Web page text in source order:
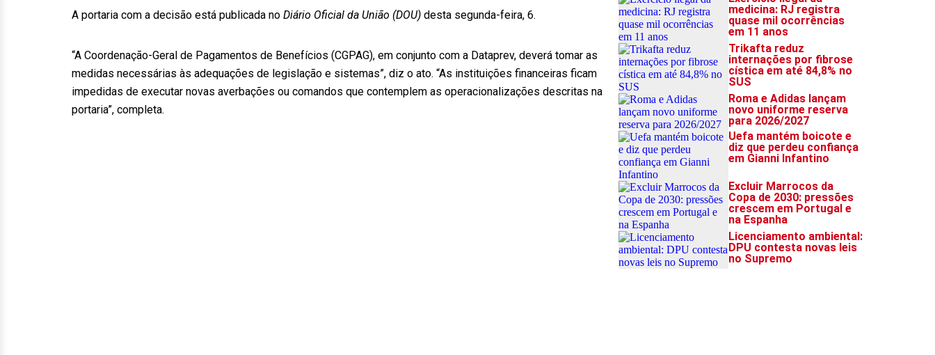
A portaria com a decisão está publicada no Diário Oficial da União (DOU) desta segunda-feira, 6.
“A Coordenação-Geral de Pagamentos de Benefícios (CGPAG), em conjunto com a Dataprev, deverá tomar as
medidas necessárias às adequações de legislação e sistemas”, diz o ato. “As instituições financeiras ficam
impedidas de executar novas averbações ou comandos que contemplem as operacionalizações descritas na
portaria”, completa.